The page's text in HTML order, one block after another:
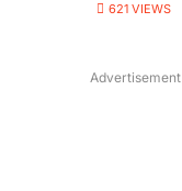
621 VIEWS
Advertisement